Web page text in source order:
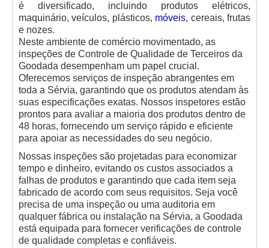
é diversificado, incluindo produtos elétricos,
maquinário, veículos, plásticos, móveis, cereais, frutas
e nozes.
Neste ambiente de comércio movimentado, as
inspeções de Controle de Qualidade de Terceiros da
Goodada desempenham um papel crucial.
Oferecemos serviços de inspeção abrangentes em
toda a Sérvia, garantindo que os produtos atendam às
suas especificações exatas. Nossos inspetores estão
prontos para avaliar a maioria dos produtos dentro de
48 horas, fornecendo um serviço rápido e eficiente
para apoiar as necessidades do seu negócio.
Nossas inspeções são projetadas para economizar
tempo e dinheiro, evitando os custos associados a
falhas de produtos e garantindo que cada item seja
fabricado de acordo com seus requisitos. Seja você
precisa de uma inspeção ou uma auditoria em
qualquer fábrica ou instalação na Sérvia, a Goodada
está equipada para fornecer verificações de controle
de qualidade completas e confiáveis.